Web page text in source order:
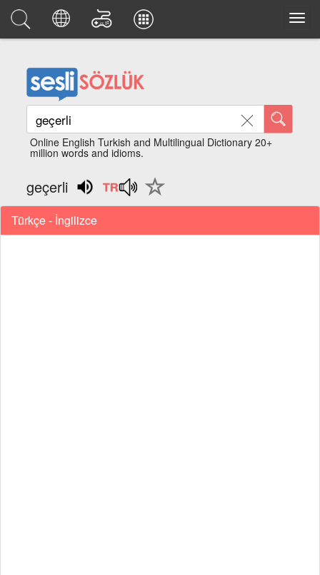
Online English Turkish and Multilingual Dictionary 20+
million words and idioms.
geçerli
Türkçe - İngilizce